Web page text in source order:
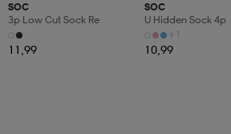
SOC
3p Low Cut Sock Re
11,99
SOC
U Hidden Sock 4p
+1
10,99